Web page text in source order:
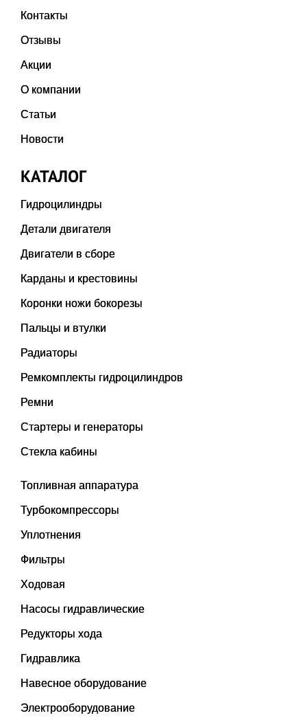
Контакты
Отзывы
Акции
О компании
Статьи
Новости
КАТАЛОГ
Гидроцилиндры
Детали двигателя
Двигатели в сборе
Карданы и крестовины
Коронки ножи бокорезы
Пальцы и втулки
Радиаторы
Ремкомплекты гидроцилиндров
Ремни
Стартеры и генераторы
Стекла кабины
Топливная аппаратура
Турбокомпрессоры
Уплотнения
Фильтры
Ходовая
Насосы гидравлические
Редукторы хода
Гидравлика
Навесное оборудование
Электрооборудование